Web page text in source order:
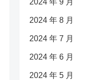
2024 年 9 月
2024 年 8 月
2024 年 7 月
2024 年 6 月
2024 年 5 月